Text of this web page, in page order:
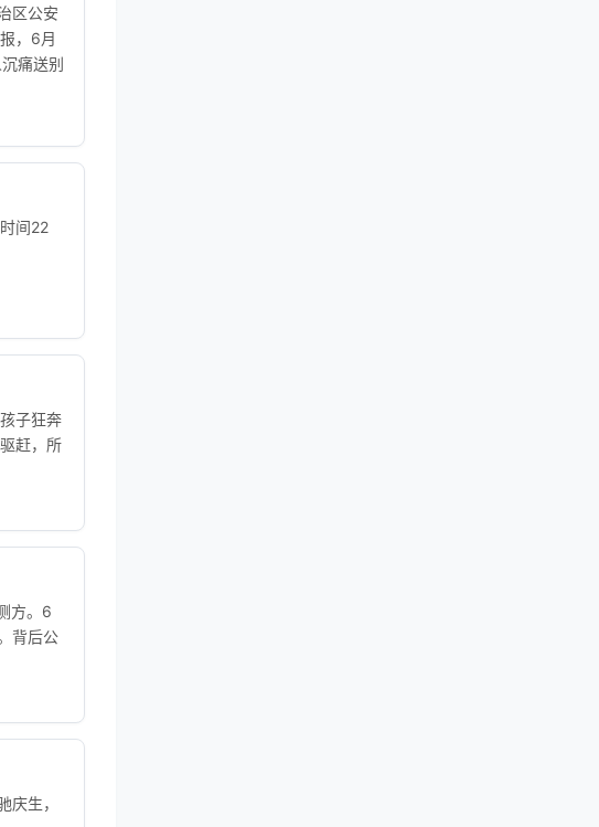
区公安
，6月
痛送别
间22
子狂奔
赶，所
方。6
背后公
生，